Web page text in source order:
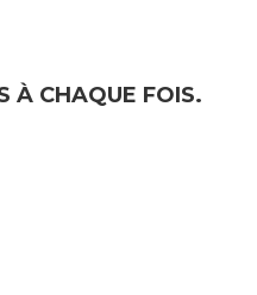
À CHAQUE FOIS.